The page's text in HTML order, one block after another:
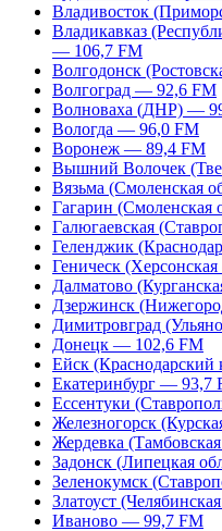
Владивосток
Владикавказ
— 106,7 FM
Волгодонск
Волгоград — 92,6 FM
Волноваха (ДНР) —
Вологда — 96,0 FM
Воронеж — 89,4 FM
Вышний Волочек
Вязьма (Смоленская
Гагарин
Галюгаевская
Геленджик
Геническ
Далматово
Дзержинск
Димитровград
Донецк — 102,6 FM
Ейск
Екатеринбург — 93,7
Ессентуки
Железногорск
Жердевка
Задонск (Липецкая
Зеленокумск
Златоуст
Иваново — 99,7 FM